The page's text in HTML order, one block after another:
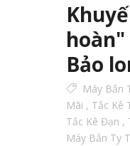
Bảo
Máy Bắn
Mãi , Tắc Kê
Tắc Kê Đạn ,
Máy Bắn Ty